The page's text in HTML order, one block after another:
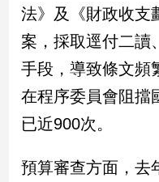
點
兩
岸/
國
際
社
方
法》及《財政收支
案，採取逕付二讀
手段，導致條文頻
在程序委員會阻擋
已近900次。
預算審查方面，去